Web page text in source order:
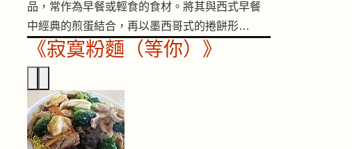
品，常作為早餐或輕食的食材。將其與西式早餐
中經典的煎蛋結合，再以墨西哥式的捲餅形…
《寂寞粉麵（等你）》